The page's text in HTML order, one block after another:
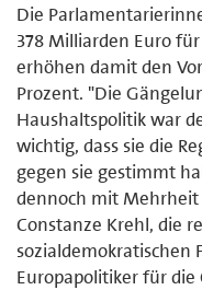
Die
378 Milliarden Euro
erhöhen damit den
Prozent. "Die
Haushaltspolitik war
wichtig, dass sie die
gegen sie gestimmt
dennoch mit
Constanze Krehl, die
sozialdemokratischen
Europapolitiker für die